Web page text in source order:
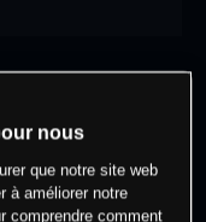
nous
que notre site web
à améliorer notre
comprendre comment